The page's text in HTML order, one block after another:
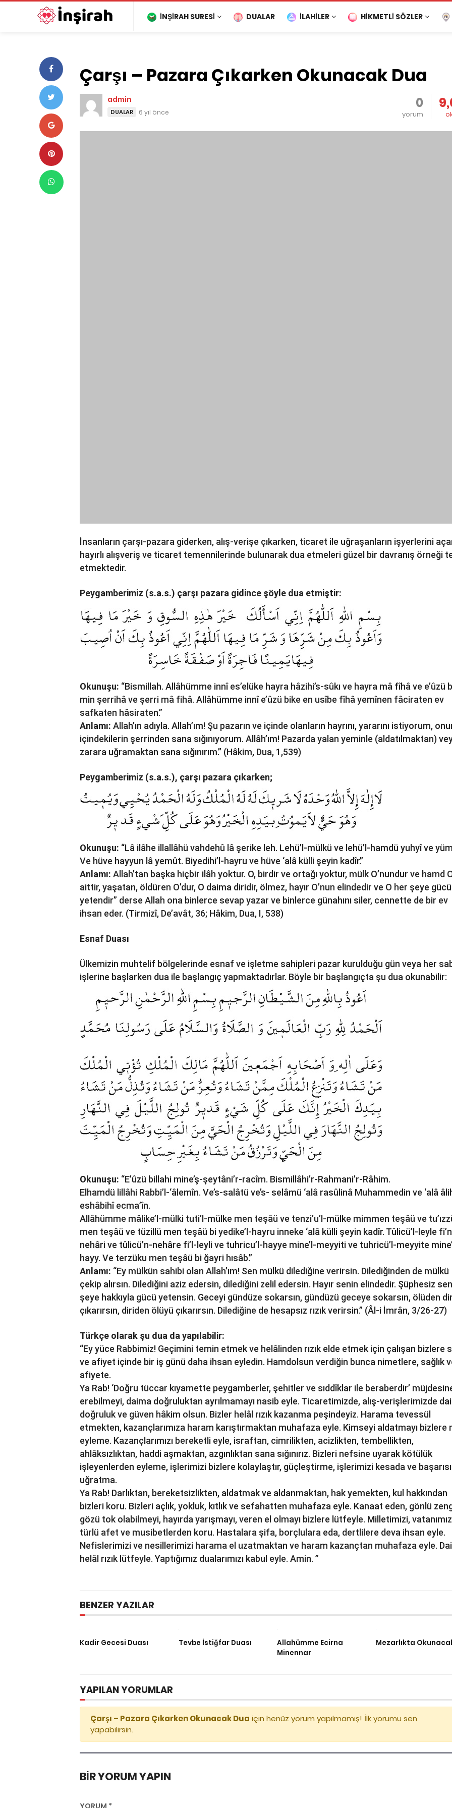
İNŞIRAH SURESI DUALAR İLAHILER HIKMETLI SÖZLER
Çarşı – Pazara Çıkarken Okunacak Dua
admin
DUALAR 6 yıl önce
0
yorum
İnsanların çarşı-pazara giderken, alış-verişe çıkarken, ticaret ile uğraşanların işyerlerini
hayırlı alışveriş ve ticaret temennilerinde bulunarak dua etmeleri güzel bir davranış örneği
etmektedir.
Peygamberimiz (s.a.s.) çarşı pazara gidince şöyle dua etmiştir:
Okunuşu: “Bismillah. Allâhümme innî es’elüke hayra hâzihi’s-sûkı ve hayra mâ fîhâ ve e’ûzü
min şerrihâ ve şerri mâ fihâ. Allâhümme innî e’ûzü bike en usîbe fîhâ yemînen fâciraten ev
safkaten hâsiraten.”
Anlamı: Allah’ın adıyla. Allah’ım! Şu pazarın ve içinde olanların hayrını, yararını istiyorum,
içindekilerin şerrinden sana sığınıyorum. Allâh’ım! Pazarda yalan yeminle (aldatılmaktan)
zarara uğramaktan sana sığınırım.” (Hâkim, Dua, 1,539)
Peygamberimiz (s.a.s.), çarşı pazara çıkarken;
Okunuşu: “Lâ ilâhe illallâhü vahdehû lâ şerike leh. Lehü’l-mülkü ve lehü’l-hamdü yuhyî ve
Ve hüve hayyun lâ yemût. Biyedihi’l-hayru ve hüve ‘alâ külli şeyin kadîr.”
Anlamı: Allah’tan başka hiçbir ilâh yoktur. O, birdir ve ortağı yoktur, mülk O’nundur ve hamd
aittir, yaşatan, öldüren O’dur, O daima diridir, ölmez, hayır O’nun elindedir ve O her şeye gücü
yetendir” derse Allah ona binlerce sevap yazar ve binlerce günahını siler, cennette de bir ev
ihsan eder. (Tirmizî, De’avât, 36; Hâkim, Dua, I, 538)
Esnaf Duası
Ülkemizin muhtelif bölgelerinde esnaf ve işletme sahipleri pazar kurulduğu gün veya her
işlerine başlarken dua ile başlangıç yapmaktadırlar. Böyle bir başlangıçta şu dua okunabilir:
Okunuşu: “E’ûzü billahi mine’ş-şeytâni’r-racîm. Bismillâhi’r-Rahmani’r-Râhim.
Elhamdü lillâhi Rabbi’l-‘âlemîn. Ve’s-salâtü ve’s- selâmü ‘alâ rasûlinâ Muhammedin ve ‘alâ
eshâbihî ecma’în.
Allâhümme mâlike’l-mülki tuti’l-mülke men teşâü ve tenzi’u’l-mülke mimmen teşâü ve
men teşâü ve tüzillü men teşâü bi yedike’l-hayru inneke ‘alâ külli şeyin kadîr. Tûlicü’l-leyle
nehâri ve tûlicü’n-nehâre fi’l-leyli ve tuhricu’l-hayye mine’l-meyyiti ve tuhricü’l-meyyite
hayy. Ve terzüku men teşâü bi ğayri hısâb.”
Anlamı: “Ey mülkün sahibi olan Allah’ım! Sen mülkü dilediğine verirsin. Dilediğinden de mülkü
çekip alırsın. Dilediğini aziz edersin, dilediğini zelil edersin. Hayır senin elindedir. Şüphesiz
şeye hakkıyla gücü yetensin. Geceyi gündüze sokarsın, gündüzü geceye sokarsın, ölüden
çıkarırsın, diriden ölüyü çıkarırsın. Dilediğine de hesapsız rızık verirsin.” (Âl-i İmrân, 3/26-27)
Türkçe olarak şu dua da yapılabilir:
“Ey yüce Rabbimiz! Geçimini temin etmek ve helâlinden rızık elde etmek için çalışan bizlere
ve afiyet içinde bir iş günü daha ihsan eyledin. Hamdolsun verdiğin bunca nimetlere, sağlık
afiyete.
Ya Rab! ‘Doğru tüccar kıyamette peygamberler, şehitler ve sıddîklar ile beraberdir’
erebilmeyi, daima doğruluktan ayrılmamayı nasib eyle. Ticaretimizde, alış-verişlerimizde
doğruluk ve güven hâkim olsun. Bizler helâl rızık kazanma peşindeyiz. Harama tevessül
etmekten, kazançlarımıza haram karıştırmaktan muhafaza eyle. Kimseyi aldatmayı bizlere
eyleme. Kazançlarımızı bereketli eyle, israftan, cimrilikten, acizlikten, tembellikten,
ahlâksızlıktan, haddi aşmaktan, azgınlıktan sana sığınırız. Bizleri nefsine uyarak kötülük
işleyenlerden eyleme, işlerimizi bizlere kolaylaştır, güçleştirme, işlerimizi kesada ve
uğratma.
Ya Rab! Darlıktan, bereketsizlikten, aldatmak ve aldanmaktan, hak yemekten, kul hakkından
bizleri koru. Bizleri açlık, yokluk, kıtlık ve sefahatten muhafaza eyle. Kanaat eden, gönlü
gözü tok olabilmeyi, hayırda yarışmayı, veren el olmayı bizlere lütfeyle. Milletimizi,
türlü afet ve musibetlerden koru. Hastalara şifa, borçlulara eda, dertlilere deva ihsan eyle.
Nefislerimizi ve nesillerimizi harama el uzatmaktan ve haram kazançtan muhafaza eyle.
helâl rızık lütfeyle. Yaptığımız dualarımızı kabul eyle. Amin. ”
BENZER YAZILAR
Kadir Gecesi Duası Tevbe İstiğfar Duası
Allahümme Ecirna
Minennar
Mezarlıkta
YAPILAN YORUMLAR
Çarşı – Pazara Çıkarken Okunacak Dua için henüz yorum yapılmamış! İlk yorumu sen
yapabilirsin.
BIR YORUM YAPIN
YORUM *